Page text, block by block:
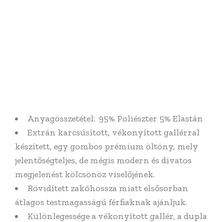
Anyagösszetétel: 95% Poliészter 5% Elastán
Extrán karcsúsított, vékonyított gallérral
készített, egy gombos prémium öltöny, mely
jelentőségteljes, de mégis modern és divatos
megjelenést kölcsönöz viselőjének.
Rövidített zakóhossza miatt elsősorban
átlagos testmagasságú férfiaknak ajánljuk.
Különlegessége a vékonyított gallér, a dupla